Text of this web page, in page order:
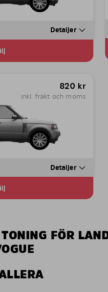
Detaljer
820 kr
inkl. frakt och moms
Detaljer
FÖR